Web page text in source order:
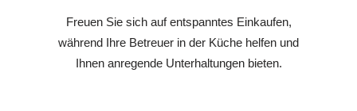
Freuen Sie sich auf entspanntes Einkaufen,
während Ihre Betreuer in der Küche helfen und
Ihnen anregende Unterhaltungen bieten.